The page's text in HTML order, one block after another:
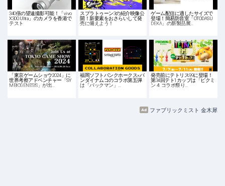
340倍の望遠撮影可能！「vivo
X300 Ultra」のカメラを香港で
テスト
スプラトゥーン3の紹介映像公
開！新要素をおさらいして発
売に備えよう！
ゲーム配信に適したサイズで
登場！簡易防音室「OTODASU
DEKA」の新製品展…
「東京ゲームショウ2024」に
世界考察アドベンチャー「SY
MBIOGENESIS」が出…
福岡ソフトバンクホークス×バ
ンダイナムコのコラボ第五弾
は「パックマン」…
発売前にテトリス99に登場！
第34回テト1カップは「ピクミ
ン４ コラボ祭り…
ファブリックミスト 金木犀